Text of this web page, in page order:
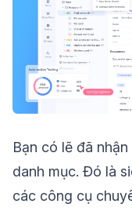
Bạn có lẽ đã
danh mục. Đó là
các công cụ